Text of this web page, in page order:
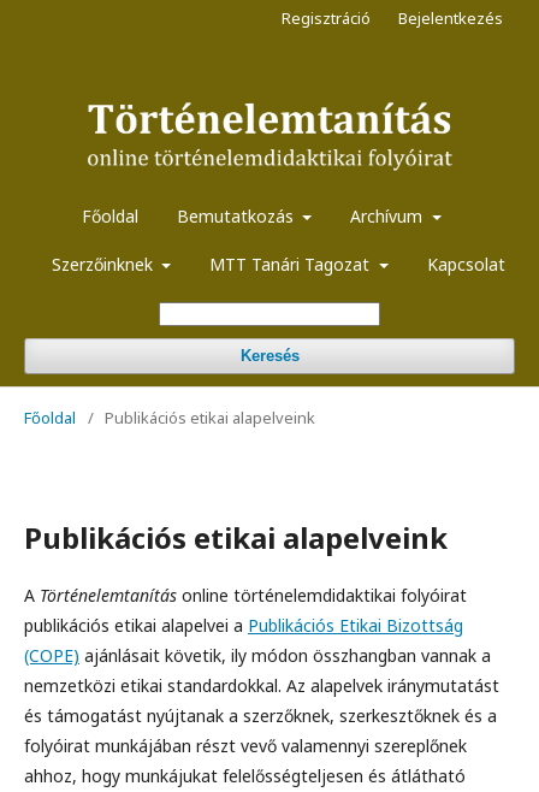
Főoldal Bemutatkozás Archívum
Szerzőinknek MTT Tanári Tagozat Kapcsolat
Keresés
Regisztráció Bejelentkezés
Főoldal / Publikációs etikai alapelveink
Publikációs etikai alapelveink
A Történelemtanítás online történelemdidaktikai folyóirat
publikációs etikai alapelvei a Publikációs Etikai Bizottság
(COPE) ajánlásait követik, ily módon összhangban vannak a
nemzetközi etikai standardokkal. Az alapelvek iránymutatást
és támogatást nyújtanak a szerzőknek, szerkesztőknek és a
folyóirat munkájában részt vevő valamennyi szereplőnek
ahhoz, hogy munkájukat felelősségteljesen és átlátható